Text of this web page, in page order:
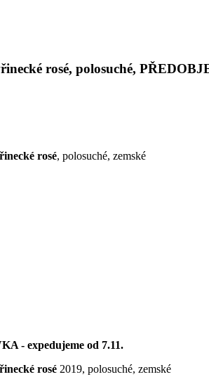
rosé, polosuché,
rosé, polosuché, zemské
- expedujeme od 7.11.
rosé 2019, polosuché, zemské